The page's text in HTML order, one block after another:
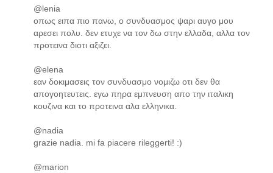
@lenia
οπως ειπα πιο πανω, ο συνδυασμος ψαρι αυγο μου
αρεσει πολυ. δεν ετυχε να τον δω στην ελλαδα, αλλα τον
προτεινα διοτι αξιζει.
@elena
εαν δοκιμασεις τον συνδυασμο νομιζω οτι δεν θα
απογοητευτεις. εγω πηρα εμπνευση απο την ιταλικη
κουζινα και το προτεινα αλα ελληνικα.
@nadia
grazie nadia. mi fa piacere rileggerti! :)
@marion